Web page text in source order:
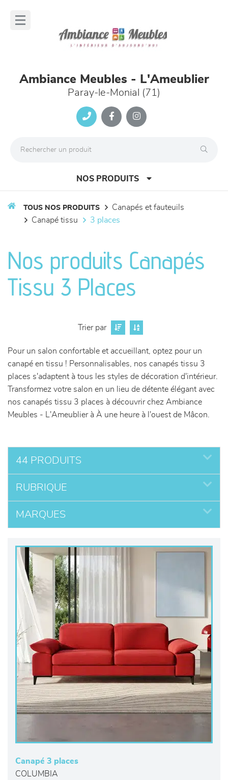
Ambiance Meubles - L'Ameublier
Paray-le-Monial (71)
NOS PRODUITS
séjours
meubles de complément
décoration
TOUS NOS PRODUITS
canapés et fauteuils
canapé tissu
3 places
Nos produits Canapés
Tissu 3 Places
Trier par
Pour un salon confortable et accueillant, optez pour un
canapé en tissu ! Personnalisables, nos canapés tissu 3
places s'adaptent à tous les styles de décoration d'intérieur.
Transformez votre salon en un lieu de détente élégant avec
nos canapés tissu 3 places à découvrir chez Ambiance
Meubles - L'Ameublier à À une heure à l'ouest de Mâcon.
44 PRODUITS
RUBRIQUE
MARQUES
Canapé 3 places
COLUMBIA